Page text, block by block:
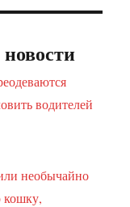
водителей
необычайно